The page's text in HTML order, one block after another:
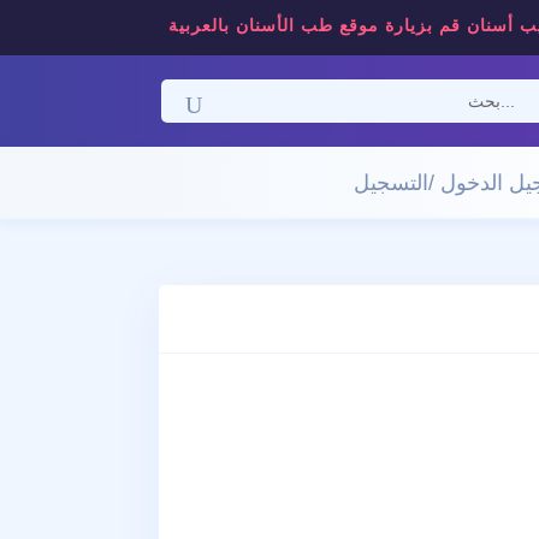
أسنان قم بزيارة موقع طب الأسنان بالعربية
الدخول /التسجيل